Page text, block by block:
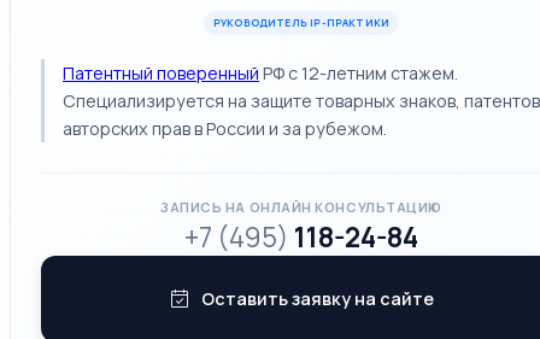
РУКОВОДИТЕЛЬ IP-ПРАКТИКИ
Патентный поверенный РФ с 12-летним стажем.
Специализируется на защите товарных знаков,
авторских прав в России и за рубежом.
ЗАПИСЬ НА ОНЛАЙН КОНСУЛЬТАЦИЮ
+7 (495) 118-24-84
Оставить заявку на сайте